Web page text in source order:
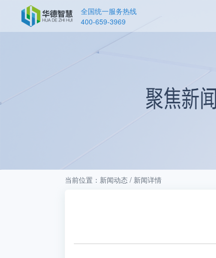
全国统一服务热线
400-659-3969
当前位置：新闻动态 / 新闻详情